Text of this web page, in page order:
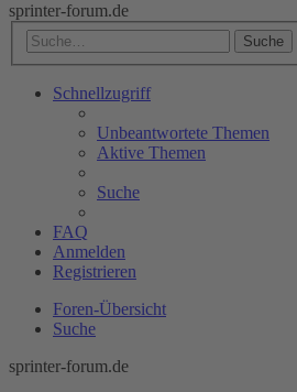
sprinter-forum.de
Suche
Schnellzugriff
Unbeantwortete Themen
Aktive Themen
Suche
FAQ
Anmelden
Registrieren
Foren-Übersicht
Suche
sprinter-forum.de